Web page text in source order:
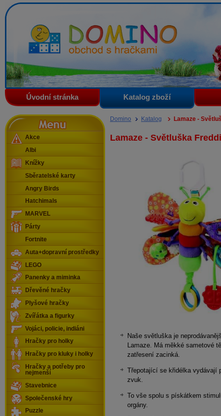
Domino - obchod s hračkami
Úvodní stránka Katalog zboží
Domino Katalog Lamaze -
Lamaze - Světluška
Naše světluška je
Lamaze. Má měkké sametové
zatřesení zacinká.
Třepotající se křidélka vydávají
zvuk.
To vše spolu s pískátkem
orgány.
Menu
Akce
Albi
Knížky
Sběratelské karty
Angry Birds
Hatchimals
MARVEL
Párty
Fortnite
Auta+dopravní prostředky
LEGO
Panenky a miminka
Dřevěné hračky
Plyšové hračky
Zvířátka a figurky
Vojáci, policie, indiáni
Hračky pro holky
Hračky pro kluky i holky
Hračky a potřeby pro
nejmenší
Stavebnice
Společenské hry
Puzzle